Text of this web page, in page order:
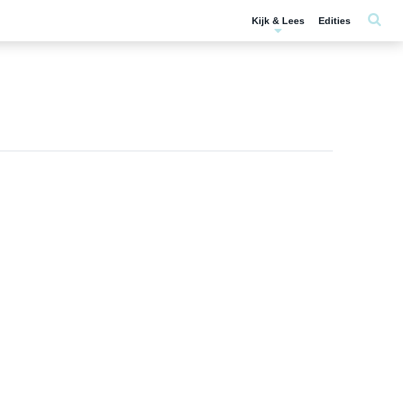
Kijk & Lees Edities